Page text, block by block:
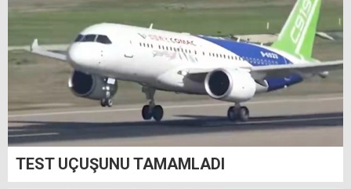
TEST UÇUŞUNU TAMAMLADI